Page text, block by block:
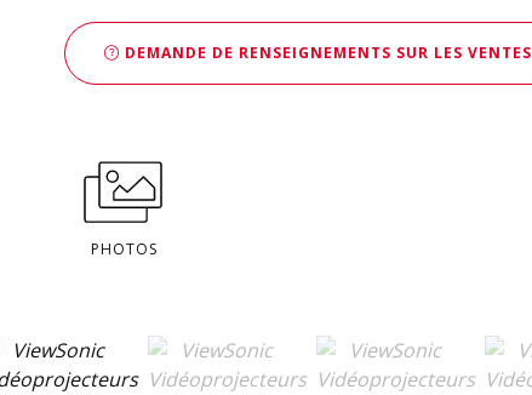
DEMANDE DE RENSEIGNEMENTS SUR LES VENTES
PHOTOS